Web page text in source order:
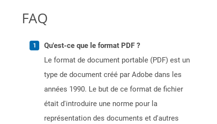
FAQ
Qu'est-ce que le format PDF ?
Le format de document portable (PDF) est un
type de document créé par Adobe dans les
années 1990. Le but de ce format de fichier
était d'introduire une norme pour la
représentation des documents et d'autres